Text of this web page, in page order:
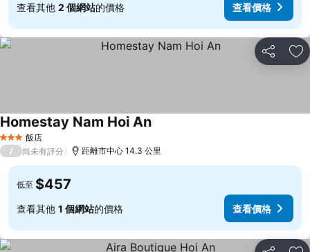
查看其他 2 個網站的價格 查看價格
分享 加
3 星級 飯店
Homestay Nam Hoi An
/ 尚未有評分 距離市中心 14.3 公里
低至 $457
查看其他 1 個網站的價格 查看價格